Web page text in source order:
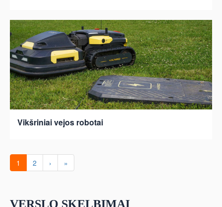
Vikšriniai vejos robotai
1 2 › »
VERSLO SKELBIMAI